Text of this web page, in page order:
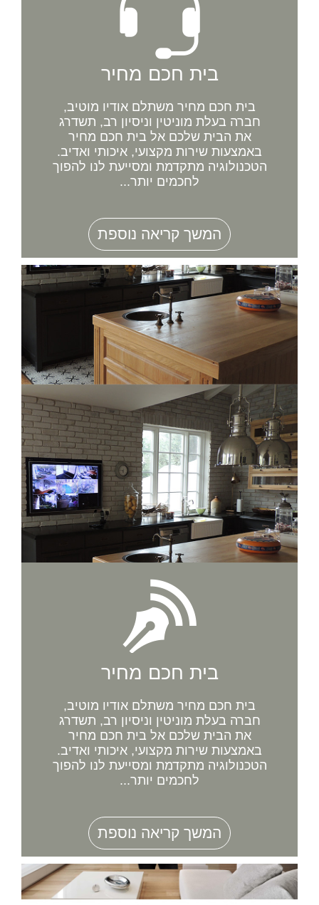
בית חכם מחיר
בית חכם מחיר משתלם אודיו מוטיב,
חברה בעלת מוניטין וניסיון רב, תשדרג
את הבית שלכם אל בית חכם מחיר
באמצעות שירות מקצועי, איכותי ואדיב.
הטכנולוגיה מתקדמת ומסייעת לנו להפוך
לחכמים יותר...
המשך קריאה נוספת
בית חכם מחיר
בית חכם מחיר משתלם אודיו מוטיב,
חברה בעלת מוניטין וניסיון רב, תשדרג
את הבית שלכם אל בית חכם מחיר
באמצעות שירות מקצועי, איכותי ואדיב.
הטכנולוגיה מתקדמת ומסייעת לנו להפוך
לחכמים יותר...
המשך קריאה נוספת